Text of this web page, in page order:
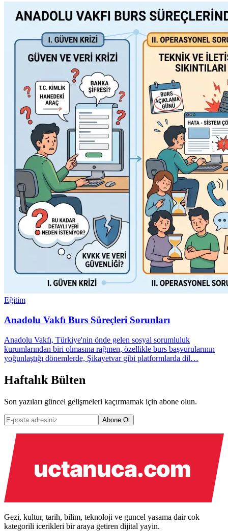
Eğitim
Anadolu Vakfı Burs Süreçleri Sorunları
Anadolu Vakfı, Türkiye'nin önde gelen sosyal sorumluluk
kurumlarından biri olmasına rağmen, özellikle burs başvurularının
yoğunlaştığı dönemlerde, Şikayetvar gibi platformlarda dil…
Haftalık Bülten
Son yazıları güncel gelişmeleri kaçırmamak için abone olun.
Abone Ol
Gezi, kultur, tarih, bilim, teknoloji ve guncel yasama dair cok
kategorili icerikleri bir araya getiren dijital yayin.